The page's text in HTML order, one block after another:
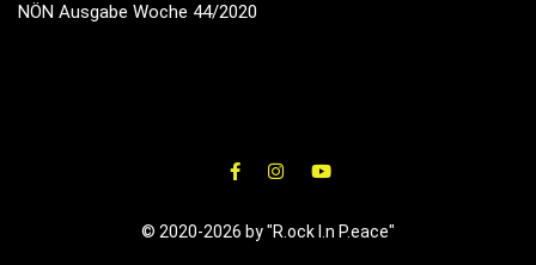
NÖN Ausgabe Woche 44/2020
© 2020-2026 by "R.ock I.n P.eace"